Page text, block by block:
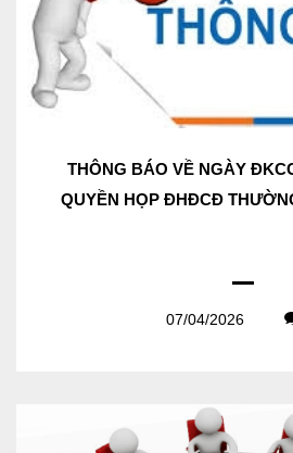
THÔNG BÁO VỀ NGÀY
QUYỀN HỌP ĐHĐCĐ
07/04/2026